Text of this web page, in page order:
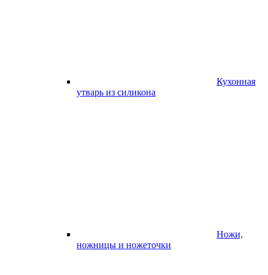
Кухонная
утварь из силикона
Ножи,
ножницы и ножеточки